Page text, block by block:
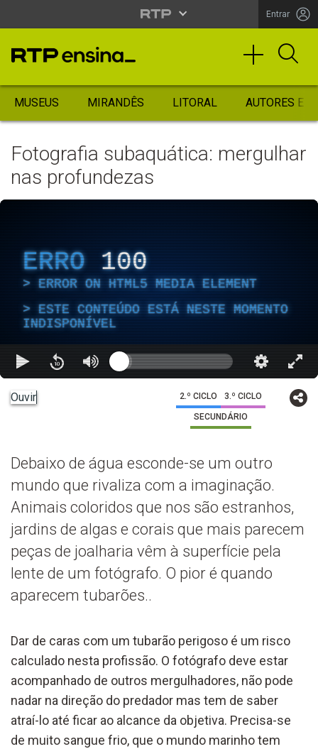
Entrar
MUSEUS MIRANDÊS LITORAL AUTORES
Fotografia subaquática: mergulhar
nas profundezas
ERRO 100
ERROR ON HTML5 MEDIA ELEMENT
ESTE CONTEÚDO ESTÁ NESTE MOMENTO
INDISPONÍVEL
Ouvir 2.º CICLO 3.º CICLO
SECUNDÁRIO
Debaixo de água esconde-se um outro
mundo que rivaliza com a imaginação.
Animais coloridos que nos são estranhos,
jardins de algas e corais que mais parecem
peças de joalharia vêm à superfície pela
lente de um fotógrafo. O pior é quando
aparecem tubarões..
Dar de caras com um tubarão perigoso é um risco
calculado nesta profissão. O fotógrafo deve estar
acompanhado de outros mergulhadores, não pode
nadar na direção do predador mas tem de saber
atraí-lo até ficar ao alcance da objetiva. Precisa-se
de muito sangue frio, que o mundo marinho tem